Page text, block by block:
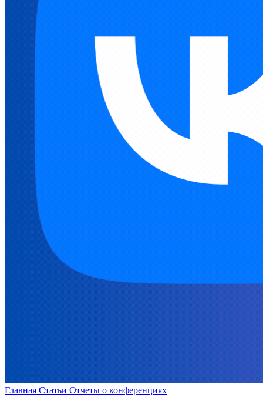
Главная Статьи Отчеты о конференциях